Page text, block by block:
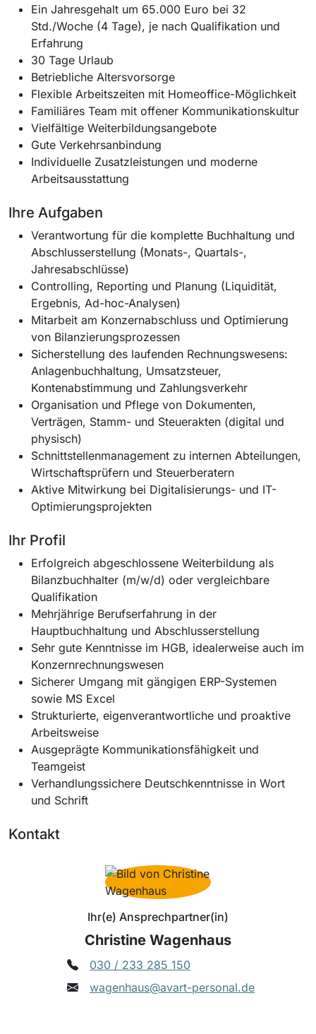
Ein Jahresgehalt um 65.000 Euro bei 32
Std./Woche (4 Tage), je nach Qualifikation und
Erfahrung
30 Tage Urlaub
Betriebliche Altersvorsorge
Flexible Arbeitszeiten mit Homeoffice-Möglichkeit
Familiäres Team mit offener Kommunikationskultur
Vielfältige Weiterbildungsangebote
Gute Verkehrsanbindung
Individuelle Zusatzleistungen und moderne
Arbeitsausstattung
Ihre Aufgaben
Verantwortung für die komplette Buchhaltung und
Abschlusserstellung (Monats-, Quartals-,
Jahresabschlüsse)
Controlling, Reporting und Planung (Liquidität,
Ergebnis, Ad-hoc-Analysen)
Mitarbeit am Konzernabschluss und Optimierung
von Bilanzierungsprozessen
Sicherstellung des laufenden Rechnungswesens:
Anlagenbuchhaltung, Umsatzsteuer,
Kontenabstimmung und Zahlungsverkehr
Organisation und Pflege von Dokumenten,
Verträgen, Stamm- und Steuerakten (digital und
physisch)
Schnittstellenmanagement zu internen Abteilungen,
Wirtschaftsprüfern und Steuerberatern
Aktive Mitwirkung bei Digitalisierungs- und IT-
Optimierungsprojekten
Ihr Profil
Erfolgreich abgeschlossene Weiterbildung als
Bilanzbuchhalter (m/w/d) oder vergleichbare
Qualifikation
Mehrjährige Berufserfahrung in der
Hauptbuchhaltung und Abschlusserstellung
Sehr gute Kenntnisse im HGB, idealerweise auch im
Konzernrechnungswesen
Sicherer Umgang mit gängigen ERP-Systemen
sowie MS Excel
Strukturierte, eigenverantwortliche und proaktive
Arbeitsweise
Ausgeprägte Kommunikationsfähigkeit und
Teamgeist
Verhandlungssichere Deutschkenntnisse in Wort
und Schrift
Kontakt
Ihr(e) Ansprechpartner(in)
Christine Wagenhaus
030 / 233 285 150
wagenhaus@avart-personal.de